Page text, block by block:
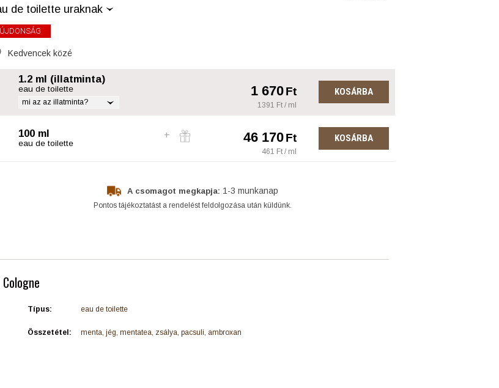
de toilette uraknak
ÚJDONSÁG
Kedvencek közé
1.2 ml (illatminta)
eau de toilette
mi az az illatminta?
1 670Ft
1391 Ft / ml
KOSÁRBA
100 ml
eau de toilette 46 170Ft
461 Ft / ml
KOSÁRBA
A csomagot megkapja: 1-3 munkanap
Pontos tájékoztatást a rendelést feldolgozása után küldünk.
Típus: eau de toilette
Összetétel: menta, jég, mentatea, zsálya, pacsuli, ambroxan